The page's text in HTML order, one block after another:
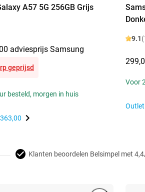
A57 5G 256GB Grijs
adviesprijs Samsung
geprijsd
besteld, morgen in huis
363,00
9.1
Voor
Klanten beoordelen Belsimpel met